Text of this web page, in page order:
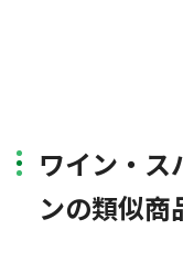
ワイン・ス
ンの類似商